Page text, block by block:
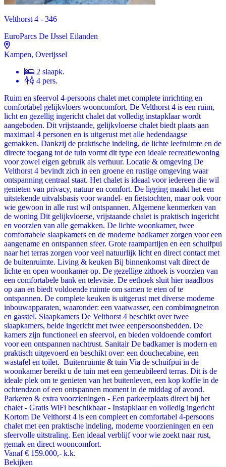
Velthorst 4 - 346
EuroParcs De IJssel Eilanden
Kampen, Overijssel
2 slaapk.
4 pers.
Ruim en sfeervol 4-persoons chalet met complete inrichting en
comfortabel gelijkvloers wooncomfort. De Velthorst 4 is een ruim,
licht en gezellig ingericht chalet dat volledig instapklaar wordt
aangeboden. Dit vrijstaande, gelijkvloerse chalet biedt plaats aan
maximaal 4 personen en is uitgerust met alle hedendaagse
gemakken. Dankzij de praktische indeling, de lichte leefruimte en de
directe toegang tot de tuin vormt dit type een ideale recreatiewoning
voor zowel eigen gebruik als verhuur. Locatie & omgeving De
Velthorst 4 bevindt zich in een groene en rustige omgeving waar
ontspanning centraal staat. Het chalet is ideaal voor iedereen die wil
genieten van privacy, natuur en comfort. De ligging maakt het een
uitstekende uitvalsbasis voor wandel- en fietstochten, maar ook voor
wie gewoon in alle rust wil ontspannen. Algemene kenmerken van
de woning Dit gelijkvloerse, vrijstaande chalet is praktisch ingericht
en voorzien van alle gemakken. De lichte woonkamer, twee
comfortabele slaapkamers en de moderne badkamer zorgen voor een
aangename en ontspannen sfeer. Grote raampartijen en een schuifpui
naar het terras zorgen voor veel natuurlijk licht en direct contact met
de buitenruimte. Living & keuken Bij binnenkomst valt direct de
lichte en open woonkamer op. De gezellige zithoek is voorzien van
een comfortabele bank en televisie. De eethoek sluit hier naadloos
op aan en biedt voldoende ruimte om samen te eten of te
ontspannen. De complete keuken is uitgerust met diverse moderne
inbouwapparaten, waaronder: een vaatwasser, een combimagnetron
en gasstel. Slaapkamers De Velthorst 4 beschikt over twee
slaapkamers, beide ingericht met twee eenpersoonsbedden. De
kamers zijn functioneel en sfeervol, en bieden voldoende comfort
voor een ontspannen nachtrust. Sanitair De badkamer is modern en
praktisch uitgevoerd en beschikt over: een douchecabine, een
wastafel en toilet. Buitenruimte & tuin Via de schuifpui in de
woonkamer bereikt u de tuin met een gemeubileerd terras. Dit is de
ideale plek om te genieten van het buitenleven, een kop koffie in de
ochtendzon of een ontspannen moment in de middag of avond.
Parkeren & extra voorzieningen - Een parkeerplaats direct bij het
chalet - Gratis WiFi beschikbaar - Instapklaar en volledig ingericht
Kortom De Velthorst 4 is een compleet en comfortabel 4-persoons
chalet met een praktische indeling, moderne voorzieningen en een
sfeervolle uitstraling. Een ideaal verblijf voor wie zoekt naar rust,
gemak en direct wooncomfort.
Vanaf € 159.000,- k.k.
Bekijken